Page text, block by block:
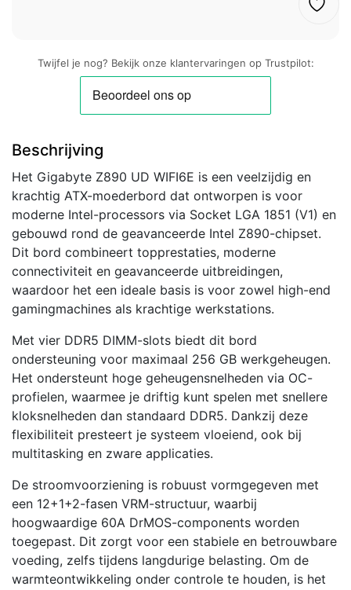
Twijfel je nog? Bekijk onze klantervaringen op Trustpilot:
Beschrijving
Het Gigabyte Z890 UD WIFI6E is een veelzijdig en
krachtig ATX-moederbord dat ontworpen is voor
moderne Intel-processors via Socket LGA 1851 (V1) en
gebouwd rond de geavanceerde Intel Z890-chipset.
Dit bord combineert topprestaties, moderne
connectiviteit en geavanceerde uitbreidingen,
waardoor het een ideale basis is voor zowel high-end
gamingmachines als krachtige werkstations.
Met vier DDR5 DIMM-slots biedt dit bord
ondersteuning voor maximaal 256 GB werkgeheugen.
Het ondersteunt hoge geheugensnelheden via OC-
profielen, waarmee je driftig kunt spelen met snellere
kloksnelheden dan standaard DDR5. Dankzij deze
flexibiliteit presteert je systeem vloeiend, ook bij
multitasking en zware applicaties.
De stroomvoorziening is robuust vormgegeven met
een 12+1+2-fasen VRM-structuur, waarbij
hoogwaardige 60A DrMOS-components worden
toegepast. Dit zorgt voor een stabiele en betrouwbare
voeding, zelfs tijdens langdurige belasting. Om de
warmteontwikkeling onder controle te houden, is het